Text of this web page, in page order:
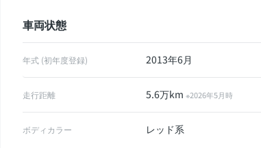
車両状態
年式 (初年度登録) 2013年6月
走行距離 5.6万km ※2026年5月時
ボディカラー レッド系